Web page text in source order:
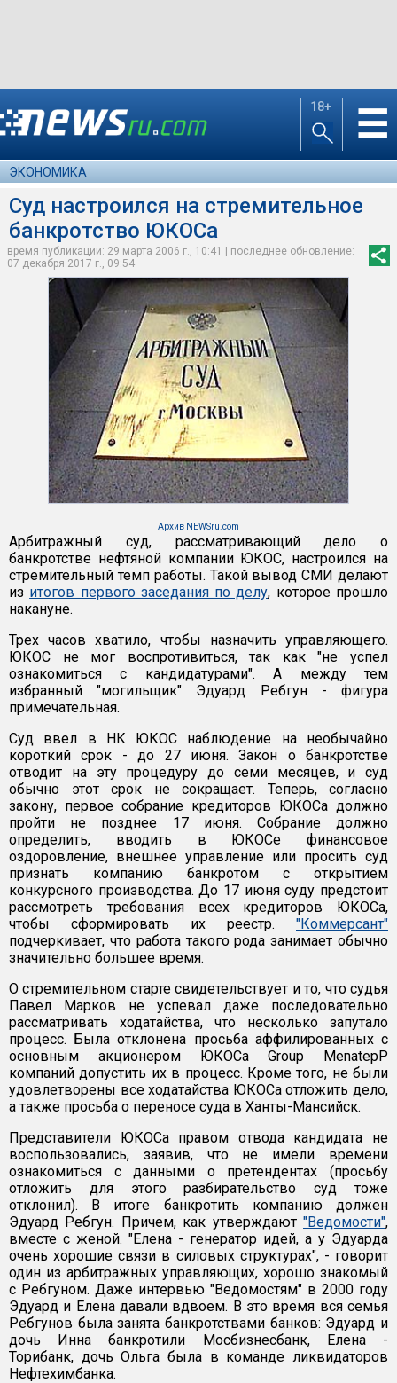
18+ ☰
ЭКОНОМИКА
Суд настроился на стремительное
банкротство ЮКОСа
время публикации: 29 марта 2006 г., 10:41 | последнее обновление:
07 декабря 2017 г., 09:54
Архив NEWSru.com
Арбитражный суд, рассматривающий дело о
банкротстве нефтяной компании ЮКОС, настроился на
стремительный темп работы. Такой вывод СМИ делают
из итогов первого заседания по делу, которое прошло
накануне.
Трех часов хватило, чтобы назначить управляющего.
ЮКОС не мог воспротивиться, так как "не успел
ознакомиться с кандидатурами". А между тем
избранный "могильщик" Эдуард Ребгун - фигура
примечательная.
Суд ввел в НК ЮКОС наблюдение на необычайно
короткий срок - до 27 июня. Закон о банкротстве
отводит на эту процедуру до семи месяцев, и суд
обычно этот срок не сокращает. Теперь, согласно
закону, первое собрание кредиторов ЮКОСа должно
пройти не позднее 17 июня. Собрание должно
определить, вводить в ЮКОСе финансовое
оздоровление, внешнее управление или просить суд
признать компанию банкротом с открытием
конкурсного производства. До 17 июня суду предстоит
рассмотреть требования всех кредиторов ЮКОСа,
чтобы сформировать их реестр. "Коммерсант"
подчеркивает, что работа такого рода занимает обычно
значительно большее время.
О стремительном старте свидетельствует и то, что судья
Павел Марков не успевал даже последовательно
рассматривать ходатайства, что несколько запутало
процесс. Была отклонена просьба аффилированных с
основным акционером ЮКОСа Group MenatepP
компаний допустить их в процесс. Кроме того, не были
удовлетворены все ходатайства ЮКОСа отложить дело,
а также просьба о переносе суда в Ханты-Мансийск.
Представители ЮКОСа правом отвода кандидата не
воспользовались, заявив, что не имели времени
ознакомиться с данными о претендентах (просьбу
отложить для этого разбирательство суд тоже
отклонил). В итоге банкротить компанию должен
Эдуард Ребгун. Причем, как утверждают "Ведомости",
вместе с женой. "Елена - генератор идей, а у Эдуарда
очень хорошие связи в силовых структурах", - говорит
один из арбитражных управляющих, хорошо знакомый
с Ребгуном. Даже интервью "Ведомостям" в 2000 году
Эдуард и Елена давали вдвоем. В это время вся семья
Ребгунов была занята банкротствами банков: Эдуард и
дочь Инна банкротили Мосбизнесбанк, Елена -
Торибанк, дочь Ольга была в команде ликвидаторов
Нефтехимбанка.